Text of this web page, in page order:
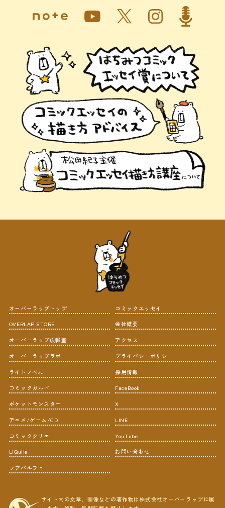
オーバーラップトップ
OVERLAP STORE
オーバーラップ広報室
オーバーラップラボ
ライトノベル
コミックガルド
ポケットモンスター
アニメ/ゲーム/CD
コミッククリエ
LiQulle
ラブパルフェ
コミックエッセイ
会社概要
アクセス
プライバシーポリシー
採用情報
FaceBook
X
LINE
YouTube
お問い合わせ
サイト内の文章、画像などの著作物は株式会社オーバーラップに属